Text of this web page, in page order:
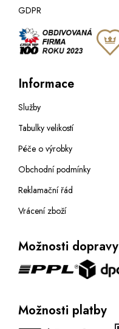
GDPR
Informace
Služby
Tabulky velikostí
Péče o výrobky
Obchodní podmínky
Reklamační řád
Vrácení zboží
Možnosti dopravy
Možnosti platby